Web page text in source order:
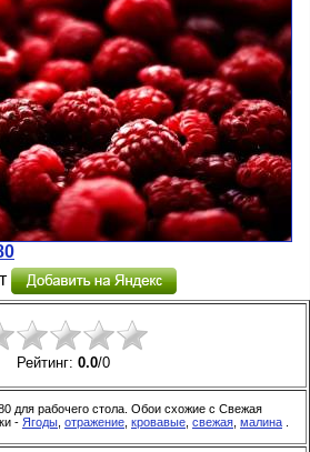
Рейтинг: 0.0/0
для рабочего стола. Обои схожие с Свежая
- Ягоды отражение кровавые свежая малина